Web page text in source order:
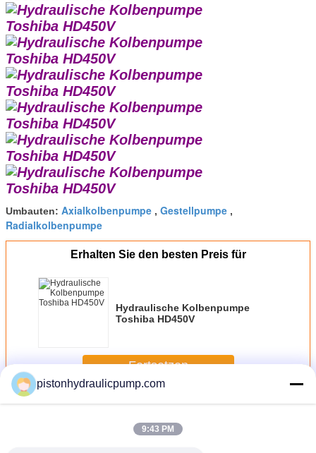
Umbauten: Axialkolbenpumpe , Gestellpumpe ,
Radialkolbenpumpe
Erhalten Sie den besten Preis für
Hydraulische Kolbenpumpe
Toshiba HD450V
Fortsetzen
MehrHydraulische Kolbenpumpen
pistonhydraulicpump.com
9:43 PM